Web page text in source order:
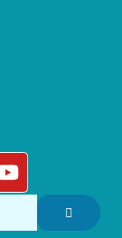
Youtube